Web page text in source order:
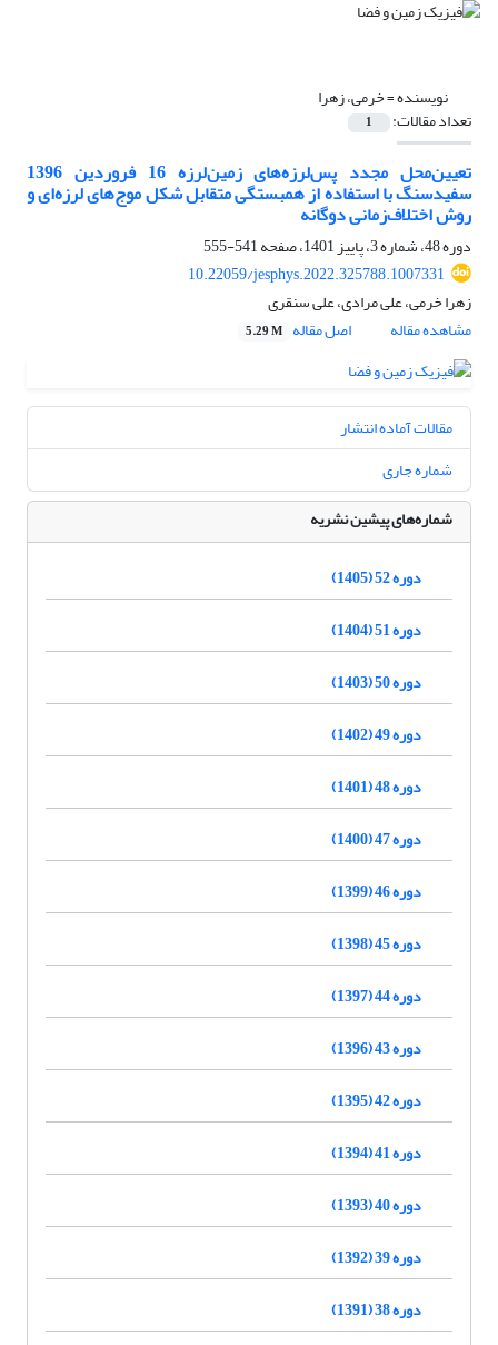
نویسنده =خرمی، زهرا
تعداد مقالات: 1
تعیین‌محل مجدد پس‌لرزه‌های زمین‌لرزه 16 فروردین 1396
سفیدسنگ با استفاده از همبستگی متقابل شکل موج‌های لرزه‌ای و
روش اختلاف‌زمانی دوگانه
دوره 48، شماره 3، پاییز 1401، صفحه
541-555
10.22059/jesphys.2022.325788.1007331
زهرا خرمی، علی مرادی، علی سنقری
مشاهده مقاله
اصل مقاله 5.29 M
مقالات آماده انتشار
شماره جاری
شماره‌های پیشین نشریه
دوره 52 (1405)
دوره 51 (1404)
دوره 50 (1403)
دوره 49 (1402)
دوره 48 (1401)
دوره 47 (1400)
دوره 46 (1399)
دوره 45 (1398)
دوره 44 (1397)
دوره 43 (1396)
دوره 42 (1395)
دوره 41 (1394)
دوره 40 (1393)
دوره 39 (1392)
دوره 38 (1391)